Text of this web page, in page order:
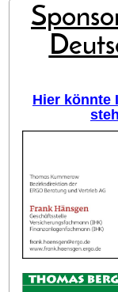
Hier könnte